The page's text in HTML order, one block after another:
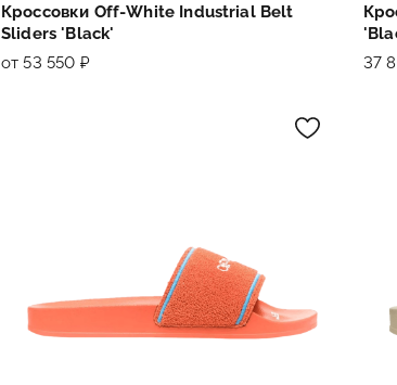
Кроссовки Off-White Industrial Belt
Sliders 'Black'
от 53 550 ₽
37